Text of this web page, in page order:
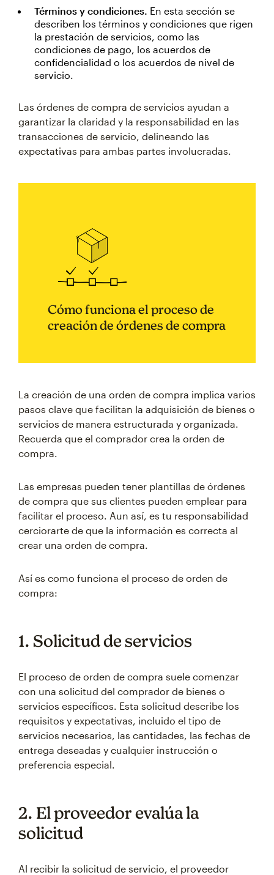
Términos y condiciones. En esta sección se
describen los términos y condiciones que rigen
la prestación de servicios, como las
condiciones de pago, los acuerdos de
confidencialidad o los acuerdos de nivel de
servicio.
Las órdenes de compra de servicios ayudan a
garantizar la claridad y la responsabilidad en las
transacciones de servicio, delineando las
expectativas para ambas partes involucradas.
Cómo funciona el proceso de
creación de órdenes de compra
La creación de una orden de compra implica varios
pasos clave que facilitan la adquisición de bienes o
servicios de manera estructurada y organizada.
Recuerda que el comprador crea la orden de
compra.
Las empresas pueden tener plantillas de órdenes
de compra que sus clientes pueden emplear para
facilitar el proceso. Aun así, es tu responsabilidad
cerciorarte de que la información es correcta al
crear una orden de compra.
Así es como funciona el proceso de orden de
compra:
1. Solicitud de servicios
El proceso de orden de compra suele comenzar
con una solicitud del comprador de bienes o
servicios específicos. Esta solicitud describe los
requisitos y expectativas, incluido el tipo de
servicios necesarios, las cantidades, las fechas de
entrega deseadas y cualquier instrucción o
preferencia especial.
2. El proveedor evalúa la
solicitud
Al recibir la solicitud de servicio, el proveedor